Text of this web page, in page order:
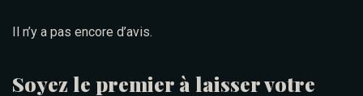
Il n’y a pas encore d’avis.
Soyez le premier à laisser votre